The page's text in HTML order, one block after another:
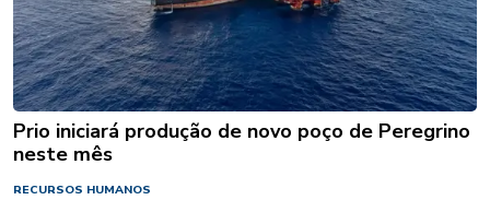
Prio iniciará produção de novo poço de Peregrino
neste mês
RECURSOS HUMANOS